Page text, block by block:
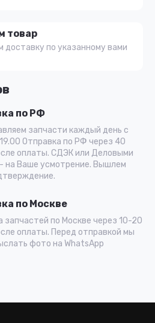
по РФ
запчасти каждый день с
Отправка по РФ через 40
оплаты. СДЭК или Деловыми
на Ваше усмотрение. Вышлем
по Москве
запчастей по Москве через 10-20
оплаты. Перед отправкой мы
фото на WhatsApp
товар
доставку по указанному вами